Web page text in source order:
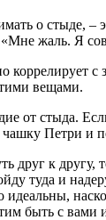
о стыде, –
жаль. Я
коррелирует с
вещами.
от стыда.
чашку Петри и
друг к другу,
туда и
идеальны,
быть с вами